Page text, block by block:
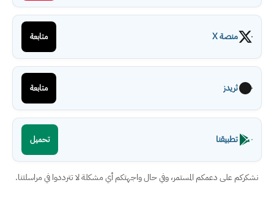
منصة X متابعة
ثريدز متابعة
تطبيقنا تحميل
نشكركم على دعمكم المستمر، وفي حال واجهتكم أي مشكلة لا تترددوا في مراسلتنا.